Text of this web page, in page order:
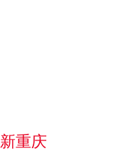
新重庆